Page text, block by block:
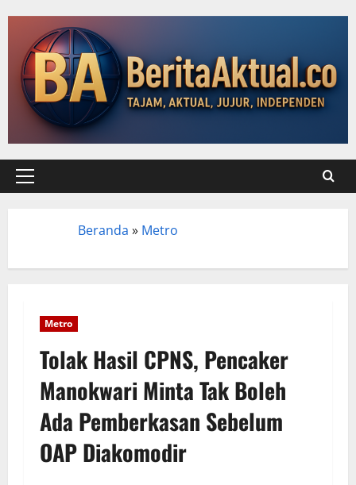
Beranda » Metro
Metro
Tolak Hasil CPNS, Pencaker
Manokwari Minta Tak Boleh
Ada Pemberkasan Sebelum
OAP Diakomodir